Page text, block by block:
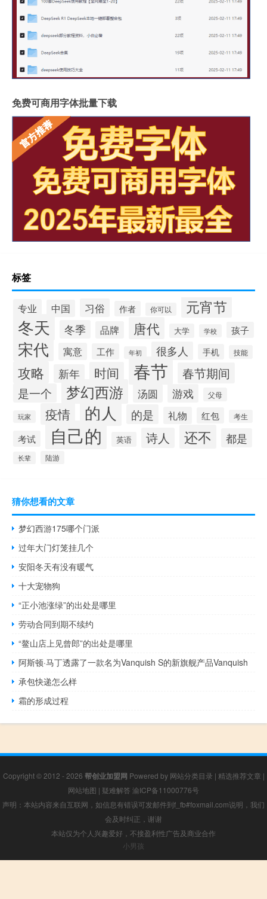
免费可商用字体批量下载
标签
专业 中国 习俗 作者 你可以 元宵节
冬天 冬季 品牌 唐代 大学 学校 孩子
宋代 寓意 工作 年初 很多人 手机 技能
攻略 新年 时间 春节 春节期间
是一个 梦幻西游 汤圆 游戏 父母
玩家 疫情 的人 的是 礼物 红包 考生
考试 自己的 英语 诗人 还不 都是
长辈 陆游
猜你想看的文章
梦幻西游175哪个门派
过年大门灯笼挂几个
安阳冬天有没有暖气
十大宠物狗
“正小池涨绿”的出处是哪里
劳动合同到期不续约
“鳌山店上见曾郎”的出处是哪里
阿斯顿·马丁透露了一款名为Vanquish S的新旗舰产品Vanquish
承包快递怎么样
霜的形成过程
Copyright © 2012 - 2026 帮创业加盟网 Powered by 网站分类目录 | 精选推荐文章 |
网站地图 | 疑难解答 渝ICP备11000776号
声明：本站内容来自互联网，如信息有错误可发邮件到f_fb#foxmail.com说明，我们
会及时纠正，谢谢
本站仅为个人兴趣爱好，不接盈利性广告及商业合作
小男孩